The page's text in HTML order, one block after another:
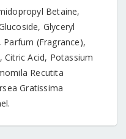
Betaine,
Glyceryl
(Fragrance),
Acid, Potassium
Recutita
Gratissima